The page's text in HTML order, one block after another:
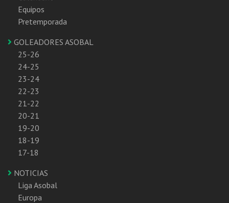
Equipos
Pretemporada
GOLEADORES ASOBAL
25-26
24-25
23-24
22-23
21-22
20-21
19-20
18-19
17-18
NOTICIAS
Liga Asobal
Europa